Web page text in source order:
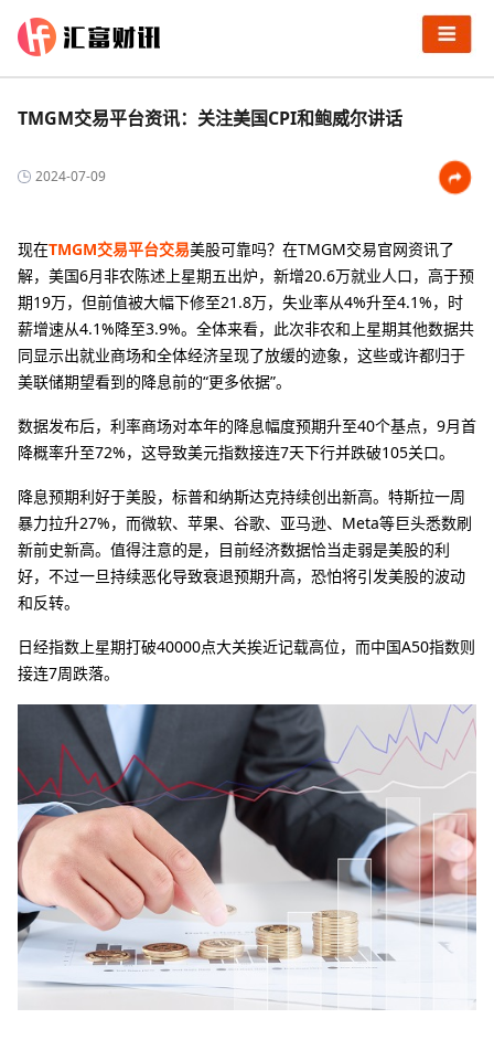
TMGM交易平台资讯：关注美国CPI和鲍威尔讲话
2024-07-09
现在TMGM交易平台交易美股可靠吗？在TMGM交易官网资讯了
解，美国6月非农陈述上星期五出炉，新增20.6万就业人口，高于预
期19万，但前值被大幅下修至21.8万，失业率从4%升至4.1%，时
薪增速从4.1%降至3.9%。全体来看，此次非农和上星期其他数据共
同显示出就业商场和全体经济呈现了放缓的迹象，这些或许都归于
美联储期望看到的降息前的“更多依据”。
数据发布后，利率商场对本年的降息幅度预期升至40个基点，9月首
降概率升至72%，这导致美元指数接连7天下行并跌破105关口。
降息预期利好于美股，标普和纳斯达克持续创出新高。特斯拉一周
暴力拉升27%，而微软、苹果、谷歌、亚马逊、Meta等巨头悉数刷
新前史新高。值得注意的是，目前经济数据恰当走弱是美股的利
好，不过一旦持续恶化导致衰退预期升高，恐怕将引发美股的波动
和反转。
日经指数上星期打破40000点大关挨近记载高位，而中国A50指数则
接连7周跌落。